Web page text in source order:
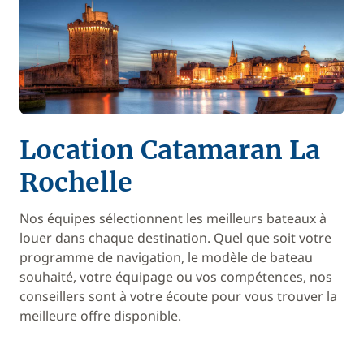
Location Catamaran La
Rochelle
Nos équipes sélectionnent les meilleurs bateaux à
louer dans chaque destination. Quel que soit votre
programme de navigation, le modèle de bateau
souhaité, votre équipage ou vos compétences, nos
conseillers sont à votre écoute pour vous trouver la
meilleure offre disponible.